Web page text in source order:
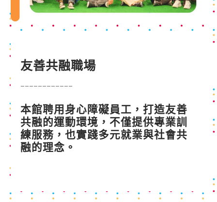
友善共融職場
本館聘用身心障礙員工，打造友善
共融的運動環境，不僅提供專業訓
練服務，也實踐多元就業與社會共
融的理念。